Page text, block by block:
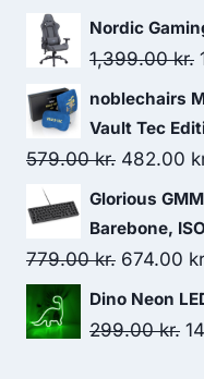
price
was:
Nordic
1,399.00kr.
noblechairs
Vault Tec
579.00kr. Original
price
was:
579.00 kr..
482.00
Glorious
Barebone,
779.00kr. Original
price
was:
674.00
Dino Neon
299.00kr.